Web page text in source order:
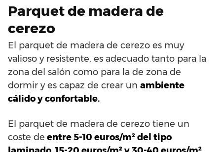
Parquet de madera de
cerezo
El parquet de madera de cerezo es muy
valioso y resistente, es adecuado tanto para la
zona del salón como para la de zona de
dormir y es capaz de crear un ambiente
cálido y confortable.
El parquet de madera de cerezo tiene un
coste de entre 5-10 euros/m² del tipo